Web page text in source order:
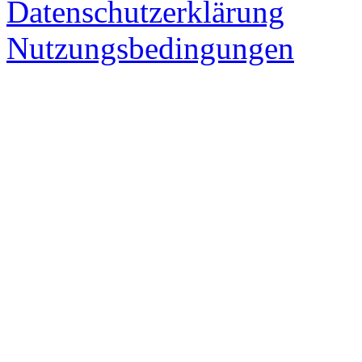
Datenschutzerklärung
Nutzungsbedingungen